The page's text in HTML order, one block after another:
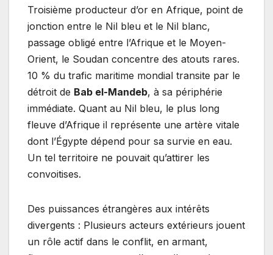
Troisième producteur d’or en Afrique, point de
jonction entre le Nil bleu et le Nil blanc,
passage obligé entre l’Afrique et le Moyen-
Orient, le Soudan concentre des atouts rares.
10 % du trafic maritime mondial transite par le
détroit de Bab el-Mandeb, à sa périphérie
immédiate. Quant au Nil bleu, le plus long
fleuve d’Afrique il représente une artère vitale
dont l’Égypte dépend pour sa survie en eau.
Un tel territoire ne pouvait qu’attirer les
convoitises.
Des puissances étrangères aux intérêts
divergents : Plusieurs acteurs extérieurs jouent
un rôle actif dans le conflit, en armant,